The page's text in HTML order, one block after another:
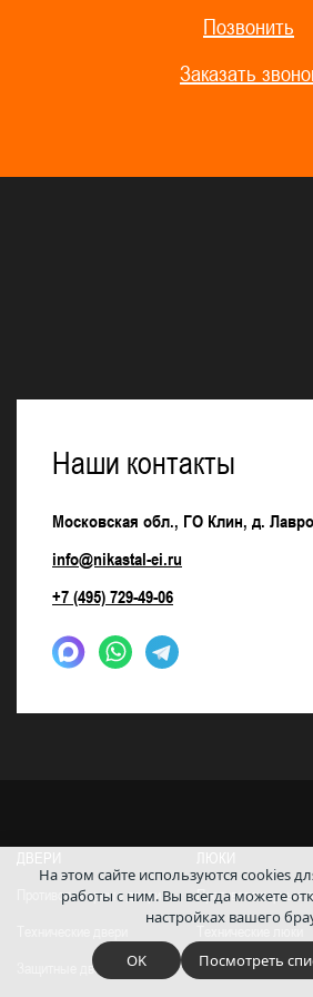
Позвонить
Заказать
Наши контакты
Московская обл., ГО Клин, д.
info@nikastal-ei.ru
+7 (495) 729-49-06
ДВЕРИ
Противопожарные двери
Защитные двери
ЛЮКИ
Противопожарные
Технические люки
Ревизионные люки
На этом сайте используются cookies
работы с ним. Вы всегда можете
настройках вашего
OK Посмотреть